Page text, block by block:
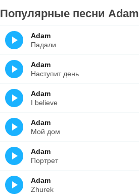
Популярные песни Adam
Adam
Падали
Adam
Наступит день
Adam
I believe
Adam
Мой дом
Adam
Портрет
Adam
Zhurek